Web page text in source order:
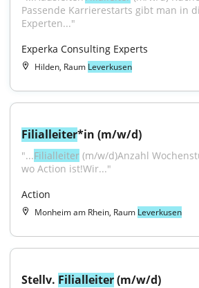
Passende Karrierestarts gibt man in
Experten..."
Experka Consulting Experts
Hilden, Raum Leverkusen
Filialleiter*in (m/w/d)
"...Filialleiter (m/w/d)Anzahl
wo Action ist!Wir..."
Action
Monheim am Rhein, Raum Leverkusen
Stellv. Filialleiter (m/w/d)